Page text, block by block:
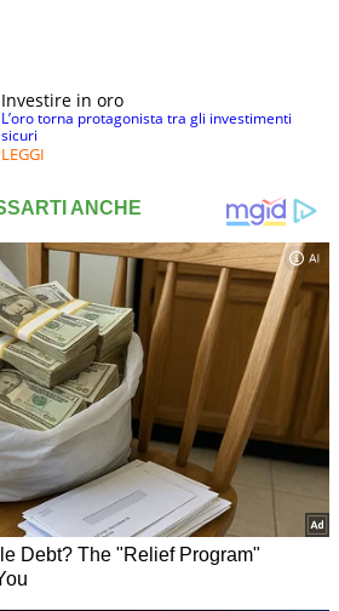
Investire in oro
L’oro torna protagonista tra gli investimenti
sicuri
LEGGI